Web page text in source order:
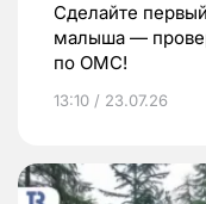
Сделайте
малыша —
по ОМС!
13:10 / 23.07.26